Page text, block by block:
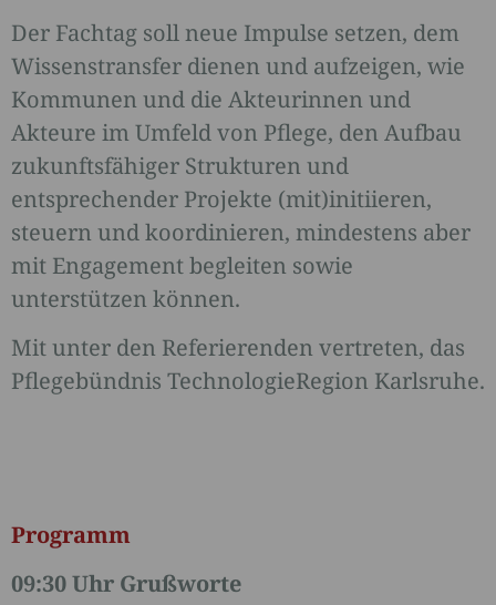
Der Fachtag soll neue Impulse setzen, dem
Wissenstransfer dienen und aufzeigen, wie
Kommunen und die Akteurinnen und
Akteure im Umfeld von Pflege, den Aufbau
zukunftsfähiger Strukturen und
entsprechender Projekte (mit)initiieren,
steuern und koordinieren, mindestens aber
mit Engagement begleiten sowie
unterstützen können.
Mit unter den Referierenden vertreten, das
Pflegebündnis TechnologieRegion Karlsruhe.
Programm
09:30 Uhr Grußworte